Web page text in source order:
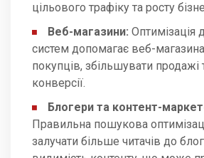
цільового трафіку та росту
Веб-магазини: Оптимізація
систем допомагає веб-
покупців, збільшувати
конверсії.
Блогери та контент-
Правильна пошукова
залучати більше читачів до